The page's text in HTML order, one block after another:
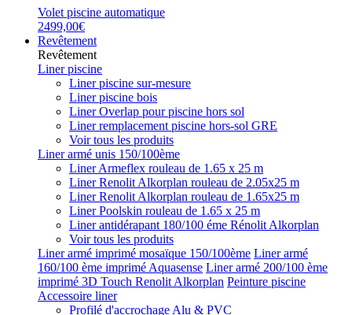
Volet piscine automatique
2499,00€
Revêtement
Revêtement
Liner piscine
Liner piscine sur-mesure
Liner piscine bois
Liner Overlap pour piscine hors sol
Liner remplacement piscine hors-sol GRE
Voir tous les produits
Liner armé unis 150/100ème
Liner Armeflex rouleau de 1.65 x 25 m
Liner Renolit Alkorplan rouleau de 2.05x25 m
Liner Renolit Alkorplan rouleau de 1.65x25 m
Liner Poolskin rouleau de 1.65 x 25 m
Liner antidérapant 180/100 éme Rénolit Alkorplan
Voir tous les produits
Liner armé imprimé mosaïque 150/100ème Liner armé
160/100 ème imprimé Aquasense Liner armé 200/100 ème
imprimé 3D Touch Renolit Alkorplan Peinture piscine
Accessoire liner
Profilé d'accrochage Alu & PVC